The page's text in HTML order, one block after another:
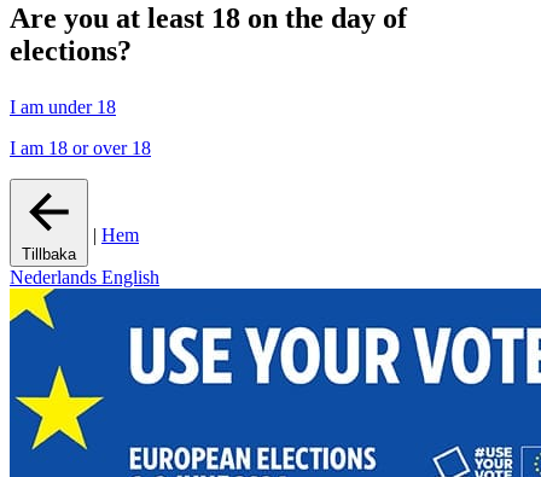
Are you at least 18 on the day of
elections?
I am under 18
I am 18 or over 18
Tillbaka
| Hem
Nederlands English